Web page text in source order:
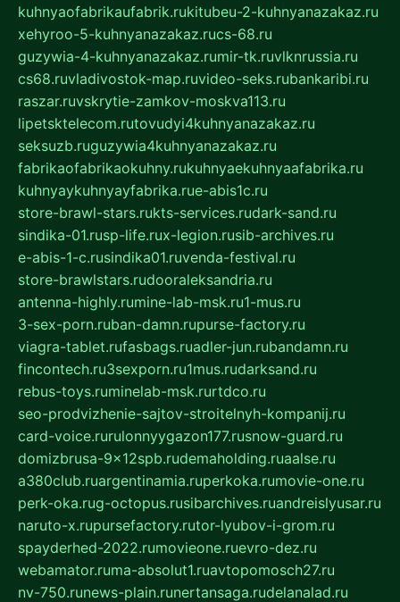
kuhnyaofabrikaufabrik.rukitubeu-2-kuhnyanazakaz.ru
xehyroo-5-kuhnyanazakaz.rucs-68.ru
guzywia-4-kuhnyanazakaz.rumir-tk.ruvlknrussia.ru
cs68.ruvladivostok-map.ruvideo-seks.rubankaribi.ru
raszar.ruvskrytie-zamkov-moskva113.ru
lipetsktelecom.rutovudyi4kuhnyanazakaz.ru
seksuzb.ruguzywia4kuhnyanazakaz.ru
fabrikaofabrikaokuhny.rukuhnyaekuhnyaafabrika.ru
kuhnyaykuhnyayfabrika.rue-abis1c.ru
store-brawl-stars.rukts-services.rudark-sand.ru
sindika-01.rusp-life.rux-legion.rusib-archives.ru
e-abis-1-c.rusindika01.ruvenda-festival.ru
store-brawlstars.rudooraleksandria.ru
antenna-highly.rumine-lab-msk.ru1-mus.ru
3-sex-porn.ruban-damn.rupurse-factory.ru
viagra-tablet.rufasbags.ruadler-jun.rubandamn.ru
fincontech.ru3sexporn.ru1mus.rudarksand.ru
rebus-toys.ruminelab-msk.rurtdco.ru
seo-prodvizhenie-sajtov-stroitelnyh-kompanij.ru
card-voice.rurulonnyygazon177.rusnow-guard.ru
domizbrusa-9x12spb.rudemaholding.ruaalse.ru
a380club.ruargentinamia.ruperkoka.rumovie-one.ru
perk-oka.rug-octopus.rusibarchives.ruandreislyusar.ru
naruto-x.rupursefactory.rutor-lyubov-i-grom.ru
spayderhed-2022.rumovieone.ruevro-dez.ru
webamator.ruma-absolut1.ruavtopomosch27.ru
nv-750.runews-plain.runertansaga.rudelanalad.ru